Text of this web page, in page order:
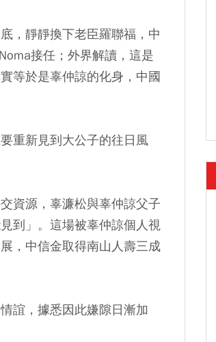
，靜靜換下老臣羅聯福，中
接任；外界解讀，這是
等於是辜仲諒的化身，中國
重新見到大公子的往日風
資源，辜濂松與辜仲諒父子
到」。這場被辜仲諒個人視
，中信金取得南山人壽三成
誼，據悉因此嫌隙日漸加